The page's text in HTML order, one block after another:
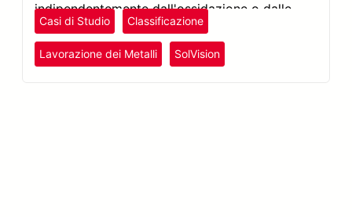
indipendentemente dall'ossidazione o dalle
condizioni delle monete.
Casi di Studio Classificazione
Lavorazione dei Metalli SolVision